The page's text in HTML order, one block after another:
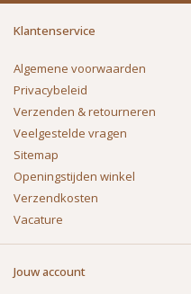
Klantenservice
Algemene voorwaarden
Privacybeleid
Verzenden & retourneren
Veelgestelde vragen
Sitemap
Openingstijden winkel
Verzendkosten
Vacature
Jouw account